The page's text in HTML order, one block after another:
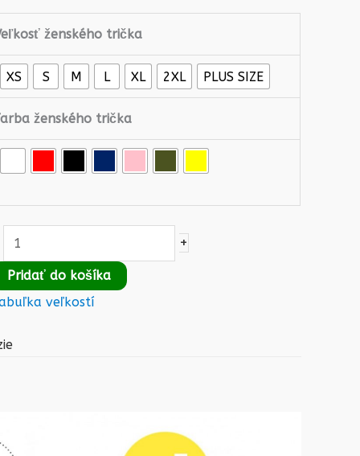
ženského trička
XS S M L XL 2XL PLUS SIZE
ženského trička
+
Pridať do košíka
veľkostí